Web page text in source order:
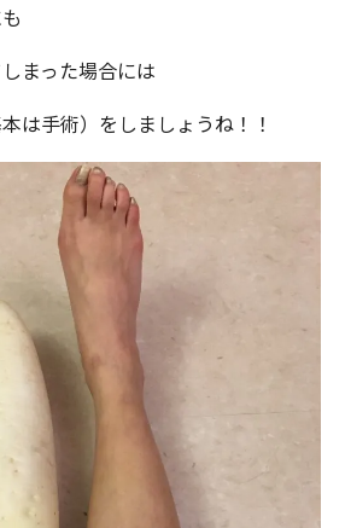
まった場合には
は手術）をしましょうね！！